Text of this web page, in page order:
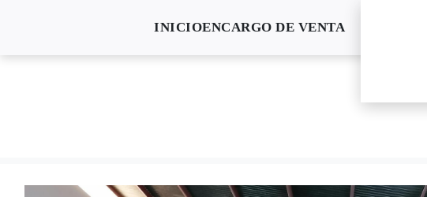
INICIOENCARGO DE VENTA